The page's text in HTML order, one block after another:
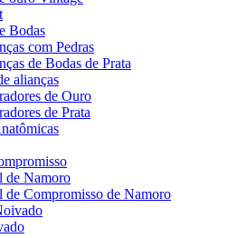
Bodas
com Pedras
de Bodas de Prata
alianças
de Ouro
de Prata
de Namoro
de Compromisso de Namoro